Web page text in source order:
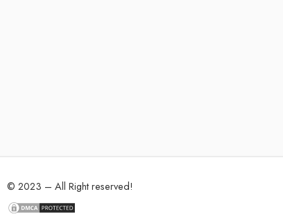
© 2023 – All Right reserved!